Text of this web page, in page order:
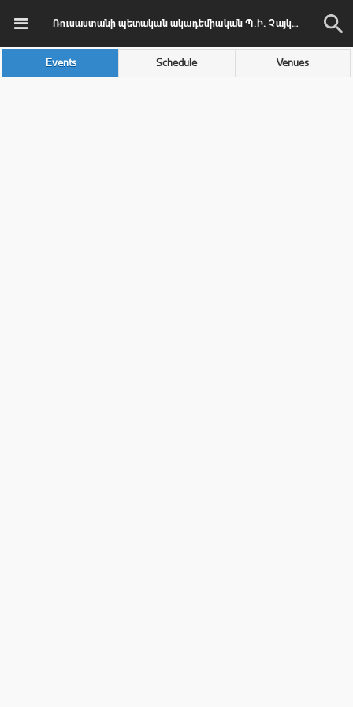
Ռուսաստանի պետական ակադեմիական Պ.Ի. Չայկովսկու անվան մեծ սիմֆոնիկ նվագախումբ
Events Schedule Venues